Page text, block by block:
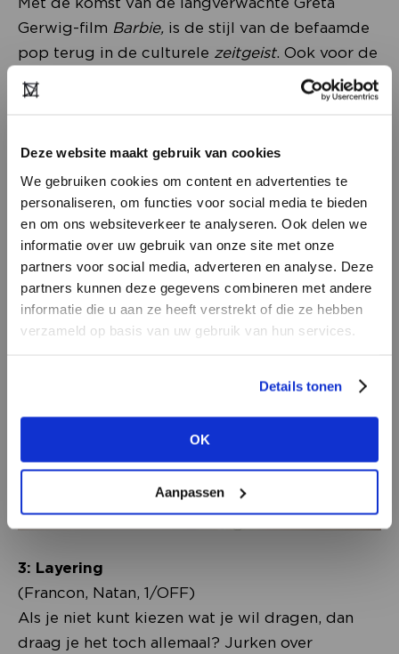
Deze website maakt gebruik van cookies
We gebruiken cookies om content en advertenties te
personaliseren, om functies voor social media te bieden
en om ons websiteverkeer te analyseren. Ook delen we
informatie over uw gebruik van onze site met onze
partners voor social media, adverteren en analyse. Deze
partners kunnen deze gegevens combineren met andere
informatie die u aan ze heeft verstrekt of die ze hebben
verzameld op basis van uw gebruik van hun services.
Details tonen
OK
Aanpassen
HEB JE NOG GEEN
ACCOUNT?
aan of bekijk de andere mogelijkheden.
BEKIJK ALLE OPTIES
Gerwig-film Barbie, is de stijl van de befaamde
pop terug in de culturele zeitgeist. Ook voor de
modewereld blijkt Barbie een ware muze: in de
huidige
-trend ligt de nadruk op
gewend zijn. Precies die kleur zagen we overal
tijdens de Amsterdamse modeweek. Van roze
strapless jurken bij Martan tot tops met ruches
bij Francon Editions. De knallende,
zuurstokroze Barbiekleur is hier om te blijven.
3: Layering
(Francon, Natan, 1/OFF)
Als je niet kunt kiezen wat je wil dragen, dan
draag je het toch allemaal? Jurken over